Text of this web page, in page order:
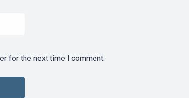
for the next time I comment.